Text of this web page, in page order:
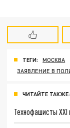
ТЕГИ: МОСКВА
ЗАЯВЛЕНИЕ В
ЧИТАЙТЕ ТАКЖЕ:
Технофашисты XXI